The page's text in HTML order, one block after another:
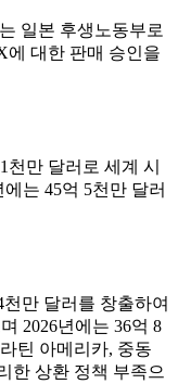
일본 후생노동부로
에 대한 판매 승인을
천만 달러로 세계 시
는 45억 5천만 달러
만 달러를 창출하여
2026년에는 36억 8
틴 아메리카, 중동
한 상환 정책 부족으